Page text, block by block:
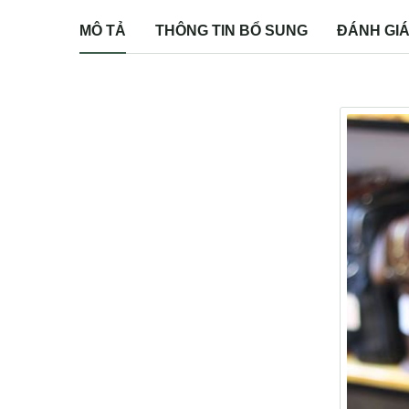
MÔ TẢ THÔNG TIN BỔ SUNG ĐÁNH